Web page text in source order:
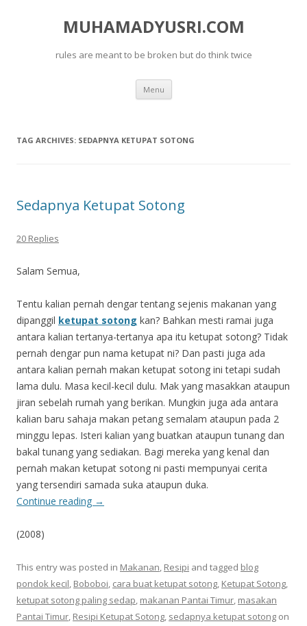
MUHAMADYUSRI.COM
rules are meant to be broken but do think twice
Menu Skip
content
TAG ARCHIVES: SEDAPNYA KETUPAT SOTONG
Sedapnya Ketupat Sotong
20 Replies
Salam Semua,
Tentu kalian pernah dengar tentang sejenis makanan yang
dipanggil ketupat sotong kan? Bahkan mesti ramai juga
antara kalian tertanya-tertanya apa itu ketupat sotong? Tidak
pernah dengar pun nama ketupat ni? Dan pasti juga ada
antara kalian pernah makan ketupat sotong ini tetapi sudah
lama dulu. Masa kecil-kecil dulu. Mak yang masakkan ataupun
jiran sebelah rumah yang berikan. Mungkin juga ada antara
kalian baru sahaja makan petang semalam ataupun pada 2
minggu lepas. Isteri kalian yang buatkan ataupun tunang dan
bakal tunang yang sediakan. Bagi mereka yang kenal dan
pernah makan ketupat sotong ni pasti mempunyai cerita
yang tersendiri samada suka ataupun duka.
Continue reading →
(2008)
This entry was posted in Makanan, Resipi and tagged blog
pondok kecil, Boboboi, cara buat ketupat sotong, Ketupat Sotong,
ketupat sotong paling sedap, makanan Pantai Timur, masakan
Pantai Timur, Resipi Ketupat Sotong, sedapnya ketupat sotong on